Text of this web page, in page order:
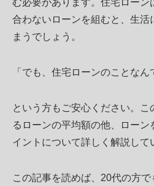
む必要があります。住宅ローン
合わないローンを組むと、生活
まうでしょう。
「でも、住宅ローンのことな
という方もご安心ください。
るローンの平均額の他、ロー
イントについて詳しく解説して
この記事を読めば、20代の方